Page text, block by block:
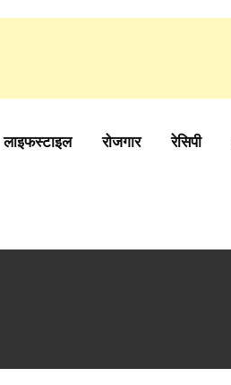
लाइफस्टाइल रोजगार रेसिपी